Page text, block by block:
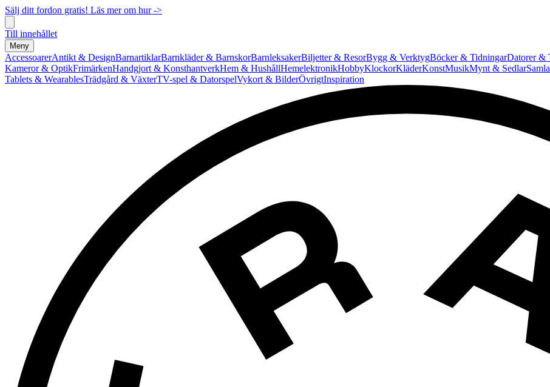
Sälj ditt fordon gratis! Läs mer om hur ->
Till innehållet
Meny
AccessoarerAntikt & DesignBarnartiklarBarnkläder & BarnskorBarnleksakerBiljetter & ResorBygg & VerktygBöcker & TidningarDatorer &
Kameror & OptikFrimärkenHandgjort & KonsthantverkHem & HushållHemelektronikHobbyKlockorKläderKonstMusikMynt & Sedlar
Tablets & WearablesTrädgård & VäxterTV-spel & DatorspelVykort & BilderÖvrigtInspiration